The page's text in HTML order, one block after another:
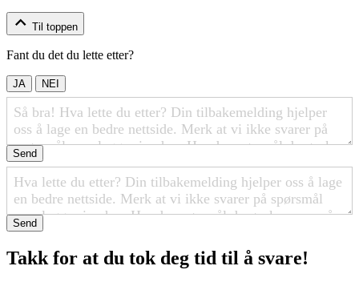
Til toppen
Fant du det du lette etter?
JA NEI
Send
Send
Takk for at du tok deg tid til å svare!